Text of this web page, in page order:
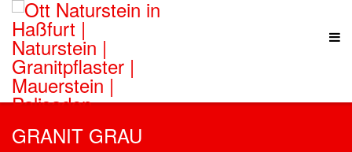
GRANIT GRAU